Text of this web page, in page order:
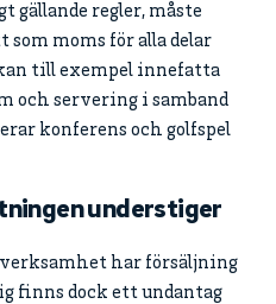
gällande regler, måste
moms för alla delar
till exempel innefatta
och servering i samband
konferens och golfspel
understiger
har försäljning
finns dock ett undantag